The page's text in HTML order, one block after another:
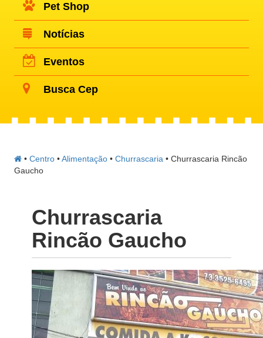
Pet Shop
Notícias
Eventos
Busca Cep
• Centro •Alimentação • Churrascaria •Churrascaria Rincão
Gaucho
Churrascaria
Rincão Gaucho